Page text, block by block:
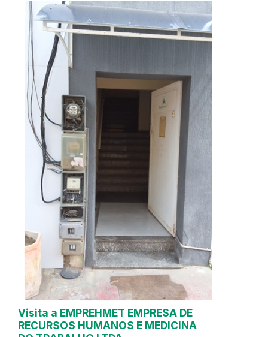
Visita a EMPREHMET EMPRESA DE
RECURSOS HUMANOS E MEDICINA